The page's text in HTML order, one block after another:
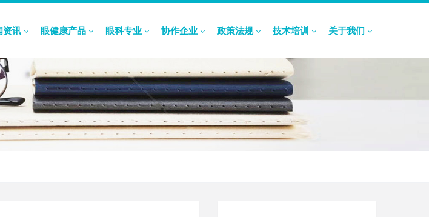
资讯 眼健康产品 眼科专业 协作企业 政策法规 技术培训 关于我们